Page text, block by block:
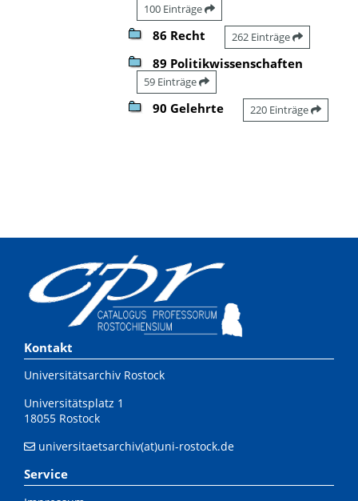
100 Einträge
86 Recht 262 Einträge
89 Politikwissenschaften
59 Einträge
90 Gelehrte 220 Einträge
Kontakt
Universitätsarchiv Rostock
Universitätsplatz 1
18055 Rostock
universitaetsarchiv(at)uni-rostock.de
Service